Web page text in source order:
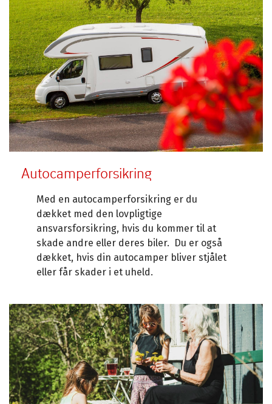
Autocamperforsikring
Med en autocamperforsikring er du
dækket med den lovpligtige
ansvarsforsikring, hvis du kommer til at
skade andre eller deres biler. Du er også
dækket, hvis din autocamper bliver stjålet
eller får skader i et uheld.